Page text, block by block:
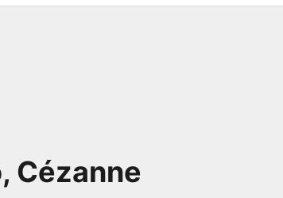
Cézanne